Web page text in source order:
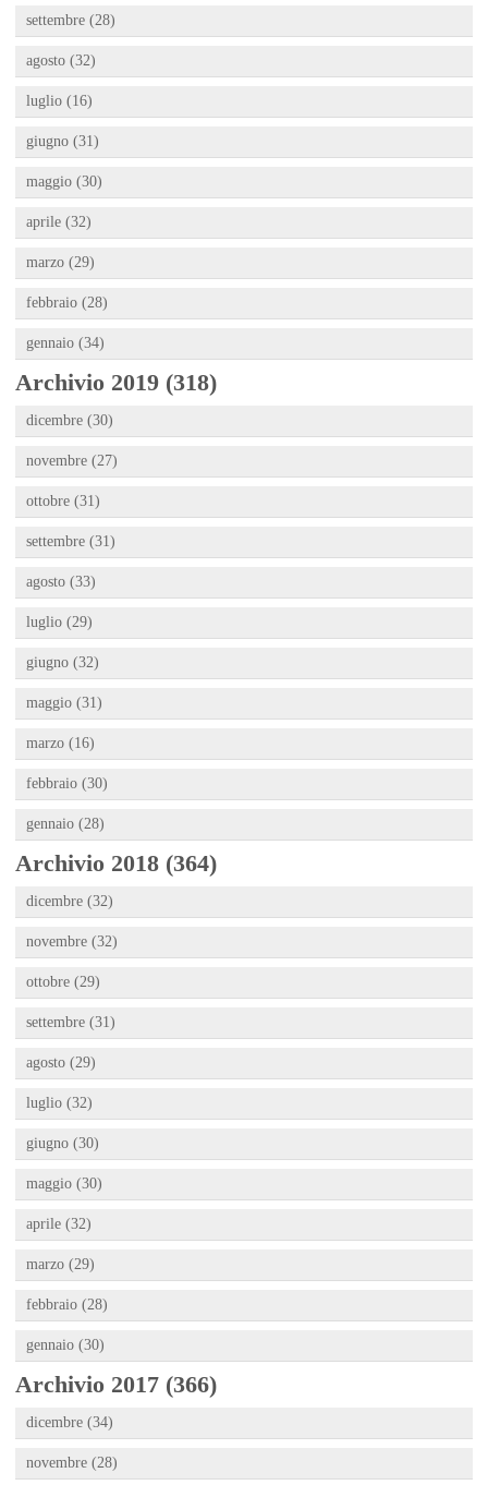
settembre (28)
agosto (32)
luglio (16)
giugno (31)
maggio (30)
aprile (32)
marzo (29)
febbraio (28)
gennaio (34)
Archivio 2019 (318)
dicembre (30)
novembre (27)
ottobre (31)
settembre (31)
agosto (33)
luglio (29)
giugno (32)
maggio (31)
marzo (16)
febbraio (30)
gennaio (28)
Archivio 2018 (364)
dicembre (32)
novembre (32)
ottobre (29)
settembre (31)
agosto (29)
luglio (32)
giugno (30)
maggio (30)
aprile (32)
marzo (29)
febbraio (28)
gennaio (30)
Archivio 2017 (366)
dicembre (34)
novembre (28)